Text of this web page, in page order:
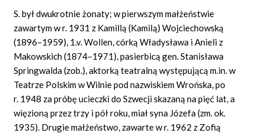
S. był dwukrotnie żonaty; w pierwszym małżeństwie
zawartym w r. 1931 z Kamillą (Kamilą) Wojciechowską
(1896–1959), 1.v. Wollen, córką Władysława i Anieli z
Makowskich (1874–1971), pasierbicą gen. Stanisława
Springwalda (zob.), aktorką teatralną występującą m.in. w
Teatrze Polskim w Wilnie pod nazwiskiem Wrońska, po
r. 1948 za próbę ucieczki do Szwecji skazaną na pięć lat, a
więzioną przez trzy i pół roku, miał syna Józefa (zm. ok.
1935). Drugie małżeństwo, zawarte w r. 1962 z Zofią